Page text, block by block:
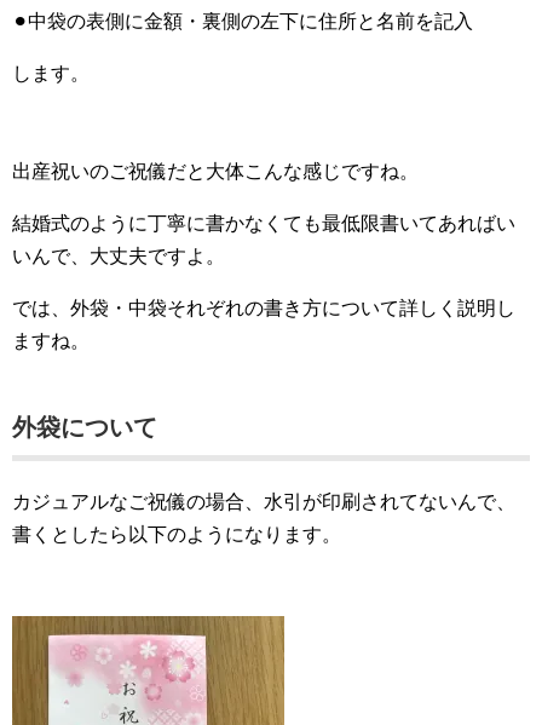
⚫︎中袋の表側に金額・裏側の左下に住所と名前を記入
します。
出産祝いのご祝儀だと大体こんな感じですね。
結婚式のように丁寧に書かなくても最低限書いてあればい
いんで、大丈夫ですよ。
では、外袋・中袋それぞれの書き方について詳しく説明し
ますね。
外袋について
カジュアルなご祝儀の場合、水引が印刷されてないんで、
書くとしたら以下のようになります。